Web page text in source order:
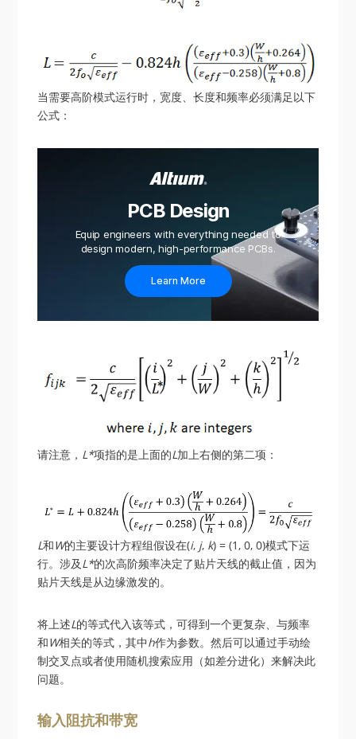
当需要高阶模式运行时，宽度、长度和频率必须满足以下
公式：
PCB Design
Equip engineers with everything needed to
design modern, high-performance PCBs.
Learn More
请注意， L*项指的是上面的L加上右侧的第二项：
L和W的主要设计方程组假设在(i, j, k) = (1, 0, 0)模式下运
行。涉及L*的次高阶频率决定了贴片天线的截止值，因为
贴片天线是从边缘激发的。
将上述L的等式代入该等式，可得到一个更复杂、与频率
和W相关的等式，其中h作为参数。然后可以通过手动绘
制交叉点或者使用随机搜索应用（如差分进化）来解决此
问题。
输入阻抗和带宽